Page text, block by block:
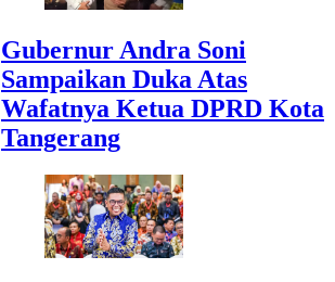
Gubernur Andra Soni
Sampaikan Duka Atas
Wafatnya Ketua DPRD Kota
Tangerang